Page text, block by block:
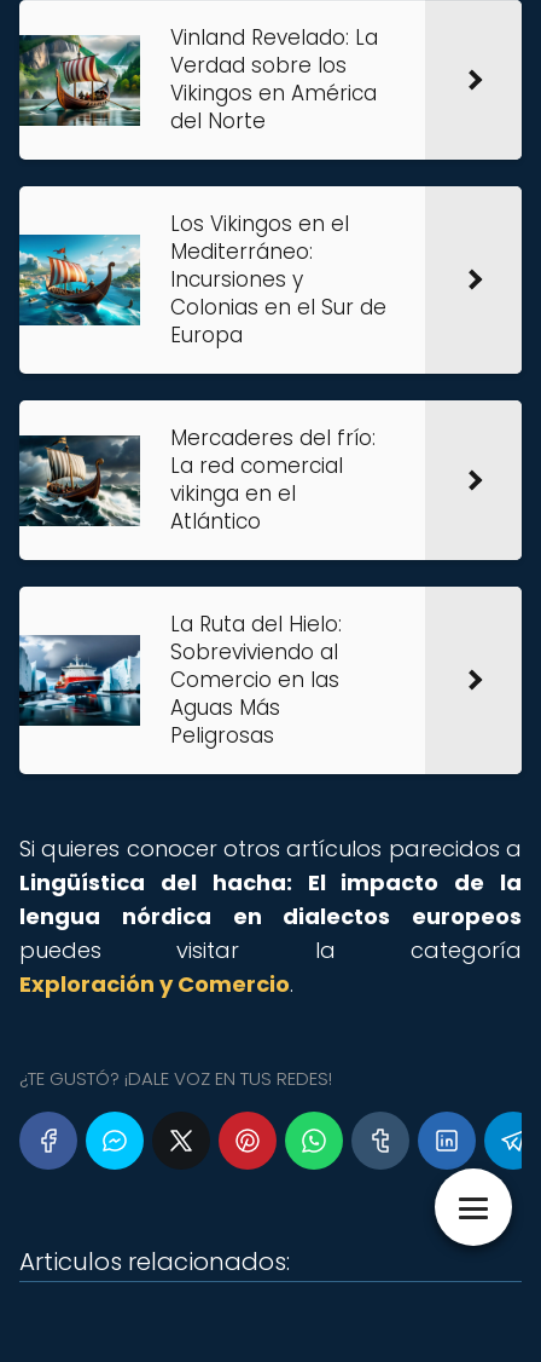
Vinland Revelado: La
Verdad sobre los
Vikingos en América
del Norte
Los Vikingos en el
Mediterráneo:
Incursiones y
Colonias en el Sur de
Europa
Mercaderes del frío:
La red comercial
vikinga en el
Atlántico
La Ruta del Hielo:
Sobreviviendo al
Comercio en las
Aguas Más
Peligrosas
Si quieres conocer otros artículos parecidos a
Lingüística del hacha: El impacto de la
lengua nórdica en dialectos europeos
puedes visitar la categoría
Exploración y Comercio.
¿TE GUSTÓ? ¡DALE VOZ EN TUS REDES!
Articulos relacionados: